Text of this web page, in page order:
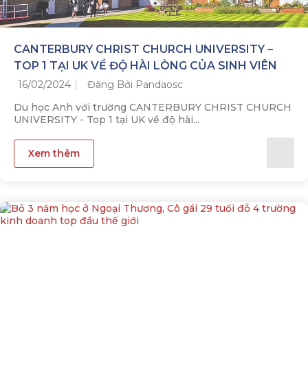
CANTERBURY CHRIST CHURCH UNIVERSITY –
TOP 1 TẠI UK VỀ ĐỘ HÀI LÒNG CỦA SINH VIÊN
16/02/2024
Đăng Bởi Pandaosc
Du học Anh với trường CANTERBURY CHRIST CHURCH
UNIVERSITY - Top 1 tại UK về độ hài...
Xem thêm